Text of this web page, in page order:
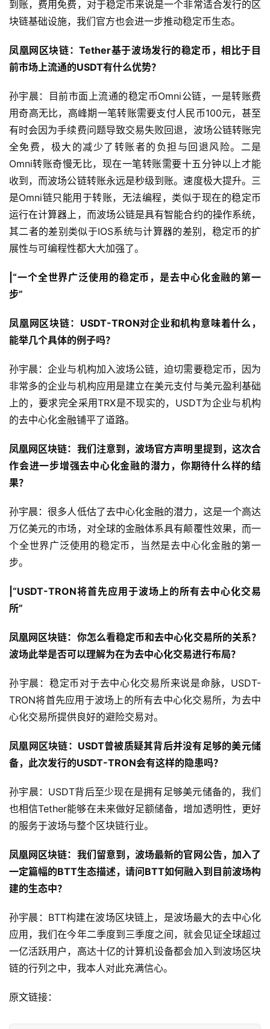
到账，费用免费，对于稳定币来说是一个非常适合发行的区
块链基础设施，我们官方也会进一步推动稳定币生态。
凤凰网区块链：Tether基于波场发行的稳定币，相比于目
前市场上流通的USDT有什么优势？
孙宇晨：目前市面上流通的稳定币Omni公链，一是转账费
用奇高无比，高峰期一笔转账需要支付人民币100元，甚至
有时会因为手续费问题导致交易失败回退，波场公链转账完
全免费，极大的减少了转账者的负担与回退风险。二是
Omni转账奇慢无比，现在一笔转账需要十五分钟以上才能
收到，而波场公链转账永远是秒级到账。速度极大提升。三
是Omni链只能用于转账，无法编程，类似于现在的稳定币
运行在计算器上，而波场公链是具有智能合约的操作系统，
其二者的差别类似于IOS系统与计算器的差别，稳定币的扩
展性与可编程性都大大加强了。
|“一个全世界广泛使用的稳定币，是去中心化金融的第一
步”
凤凰网区块链：USDT-TRON对企业和机构意味着什么，
能举几个具体的例子吗？
孙宇晨：企业与机构加入波场公链，迫切需要稳定币，因为
非常多的企业与机构应用是建立在美元支付与美元盈利基础
上的，要求完全采用TRX是不现实的，USDT为企业与机构
的去中心化金融铺平了道路。
凤凰网区块链：我们注意到，波场官方声明里提到，这次合
作会进一步增强去中心化金融的潜力，你期待什么样的结
果？
孙宇晨：很多人低估了去中心化金融的潜力，这是一个高达
万亿美元的市场，对全球的金融体系具有颠覆性效果，而一
个全世界广泛使用的稳定币，当然是去中心化金融的第一
步。
|“USDT-TRON将首先应用于波场上的所有去中心化交易
所”
凤凰网区块链：你怎么看稳定币和去中心化交易所的关系？
波场此举是否可以理解为在为去中心化交易进行布局？
孙宇晨：稳定币对于去中心化交易所来说是命脉，USDT-
TRON将首先应用于波场上的所有去中心化交易所，为去中
心化交易所提供良好的避险交易对。
凤凰网区块链：USDT曾被质疑其背后并没有足够的美元储
备，此次发行的USDT-TRON会有这样的隐患吗？
孙宇晨：USDT背后至少现在是拥有足够美元储备的，我们
也相信Tether能够在未来做好足额储备，增加透明性，更好
的服务于波场与整个区块链行业。
凤凰网区块链：我们留意到，波场最新的官网公告，加入了
一定篇幅的BTT生态描述，请问BTT如何融入到目前波场构
建的生态中？
孙宇晨：BTT构建在波场区块链上，是波场最大的去中心化
应用，我们在今年二季度到三季度之间，就会见证全球超过
一亿活跃用户，高达十亿的计算机设备都会加入到波场区块
链的行列之中，我本人对此充满信心。
原文链接：